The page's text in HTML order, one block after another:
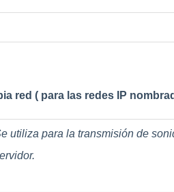
red ( para las redes IP
utiliza para la transmisión de